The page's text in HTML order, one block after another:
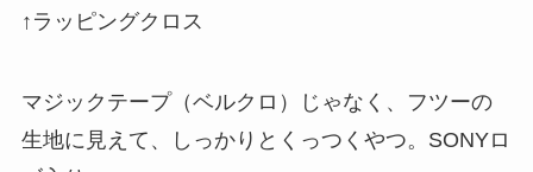
↑ラッピングクロス
マジックテープ（ベルクロ）じゃなく、フツーの
生地に見えて、しっかりとくっつくやつ。SONYロ